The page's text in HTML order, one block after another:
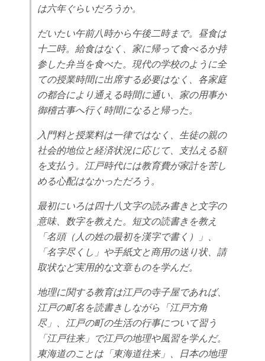
は六年ぐらいだろうか。
だいたい午前八時から午後二時まで。昼食は
十二時。給食はなく、家に帰って食べるか持
参した弁当を食べた。現代の学校のように全
ての授業時間に出席する必要はなく、各家庭
の都合により通える時間に通い、家の用事か
御稽古事へ行く時間になると帰った。
入門料と授業料は一律ではなく、生徒の親の
社会的地位と経済状況に応じて、支払える額
を支払う。江戸時代には教育費が家計を苦し
める心配はなかっただろう。
最初にいろは四十八文字の読み書きと文字の
意味、数字を教えた。短文の読書きを教え
「名頭（人の姓の最初を漢字で書く）」、
「名字尽くし」や手紙文と商用の送り状、請
取状など実用的な文章ものを学んだ。
地理に関する教育は江戸の寺子屋であれば、
江戸の町名を読書きしながら「江戸方角
尽」、江戸の町の生活の行事について習う
「江戸往来」で江戸の地理や風習を学んだ。
東海道のことは「東海道往来」、日本の地理